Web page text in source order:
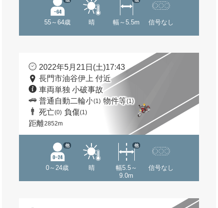
55～64歳 晴 幅～5.5m 信号なし
2022年5月21日(土)17:43
長門市油谷伊上 付近
車両単独 小破事故
普通自動二輪小(1) 物件等(1)
死亡(0) 負傷(1)
距離2852m
0～24歳
他
晴
幅5.5～
9.0m
他
信号なし